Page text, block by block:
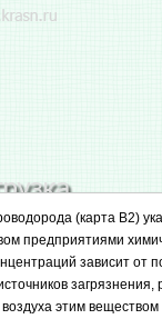
(карта B2)
предприятиями
зависит от
загрязнения,
этим